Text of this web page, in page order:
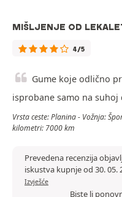
MIŠLJENJE OD
4/5
Gume koje odlično
isprobane samo na suhoj
Vrsta ceste: Planina - Vožnja:
kilometri: 7000 km
Prevedena recenzija
iskustva kupnje od 30. 05.
Izvješće
Biste li